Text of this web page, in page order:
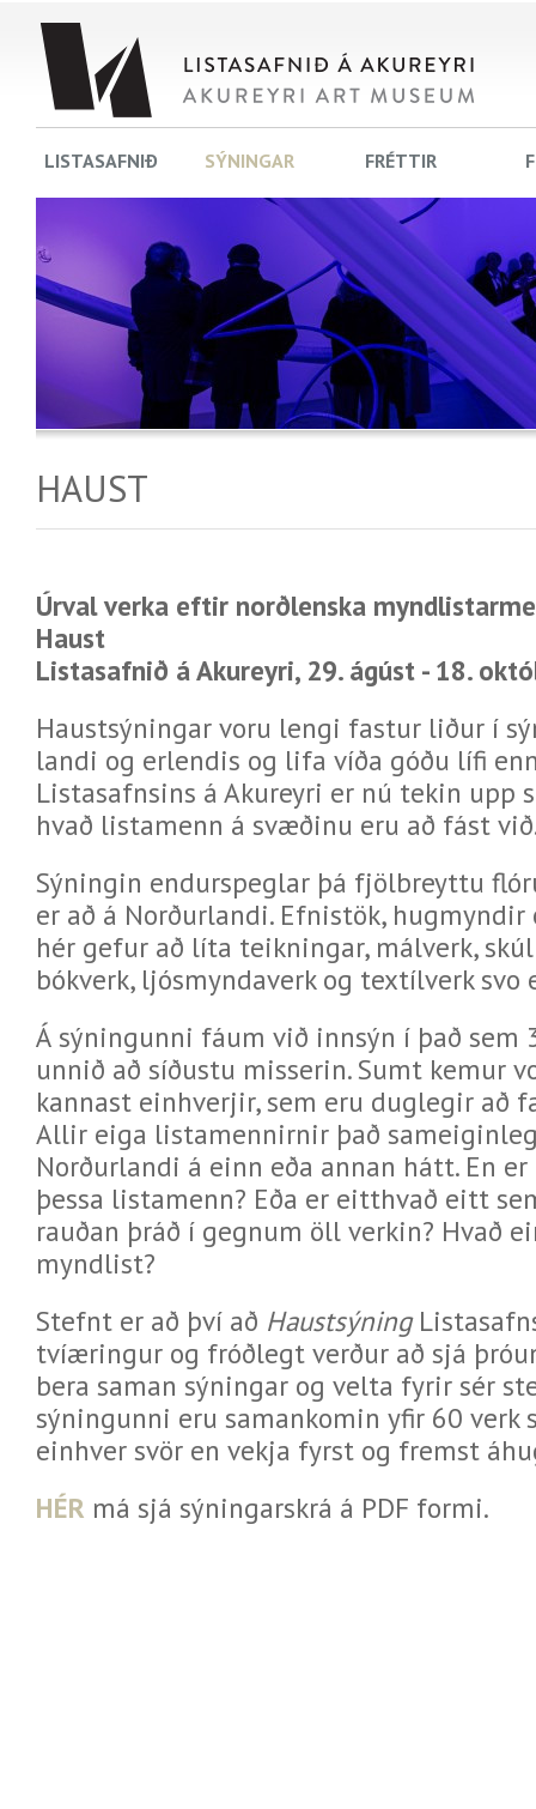
HAUST
Úrval verka eftir norðlenska
Haust
Listasafnið á Akureyri, 29. ágúst - 18.
Haustsýningar voru lengi fastur liður í
landi og erlendis og lifa víða góðu lífi
Listasafnsins á Akureyri er nú tekin upp
hvað listamenn á svæðinu eru að fást
Sýningin endurspeglar þá fjölbreyttu
er að á Norðurlandi. Efnistök,
hér gefur að líta teikningar, málverk,
bókverk, ljósmyndaverk og textílverk
Á sýningunni fáum við innsýn í það
unnið að síðustu misserin. Sumt kemur
kannast einhverjir, sem eru duglegir að
Allir eiga listamennirnir það
Norðurlandi á einn eða annan hátt. En
þessa listamenn? Eða er eitthvað eitt
rauðan þráð í gegnum öll verkin? Hvað
myndlist?
Stefnt er að því að Haustsýning
tvíæringur og fróðlegt verður að sjá
bera saman sýningar og velta fyrir sér
sýningunni eru samankomin yfir 60 verk
einhver svör en vekja fyrst og fremst
HÉR má sjá sýningarskrá á PDF formi.
LISTASAFNIÐ SÝNINGAR FRÉTTIR